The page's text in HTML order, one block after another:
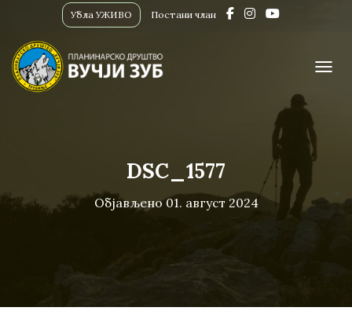
Убла УЖИВО Постани члан
DSC_1577
Објављено01. август 2024